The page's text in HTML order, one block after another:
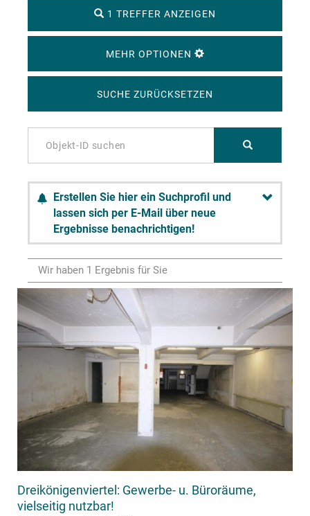
1 TREFFER ANZEIGEN
MEHR OPTIONEN
SUCHE ZURÜCKSETZEN
Erstellen Sie hier ein Suchprofil und
lassen sich per E-Mail über neue
Ergebnisse benachrichtigen!
Wir haben 1 Ergebnis für Sie
Dreikönigenviertel: Gewerbe- u. Büroräume,
vielseitig nutzbar!